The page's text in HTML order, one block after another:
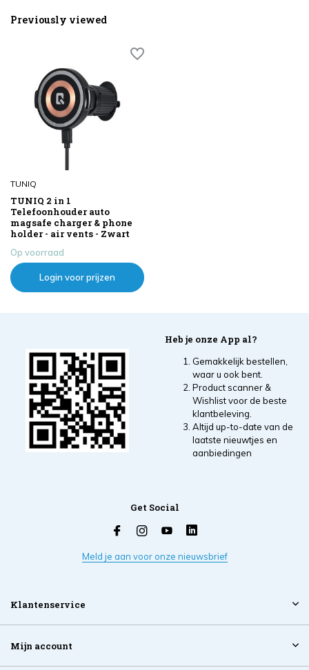
Previously viewed
TUNIQ
TUNIQ 2 in 1
Telefoonhouder auto
magsafe charger & phone
holder - air vents - Zwart
Op voorraad
Login voor prijzen
Heb je onze App al?
Gemakkelijk bestellen,
waar u ook bent.
Product scanner &
Wishlist voor de beste
klantbeleving.
Altijd up-to-date van de
laatste nieuwtjes en
aanbiedingen
Get Social
Meld je aan voor onze nieuwsbrief
Klantenservice
Mijn account